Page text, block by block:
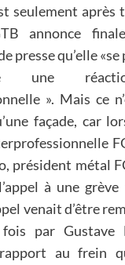
seulement après
annonce
presse qu’elle
une
». Mais ce
façade, car
président métal
à une
venait d’être
par Gustave
au frein